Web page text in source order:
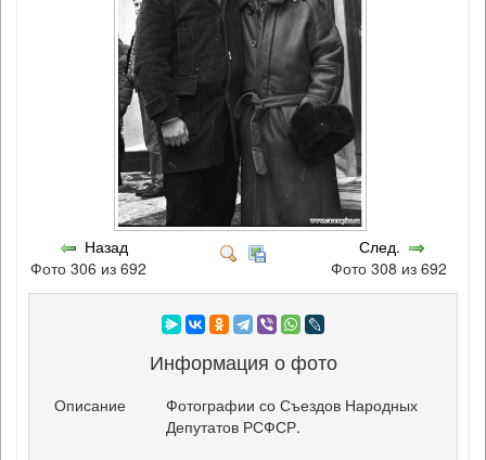
Назад
Фото 306 из 692
След.
Фото 308 из 692
Информация о фото
Описание
Фотографии со Съездов Народных
Депутатов РСФСР.